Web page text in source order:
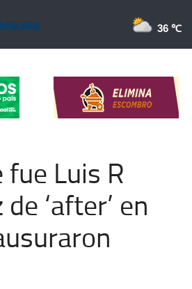
36 ℃
fue Luis R
‘after’ en